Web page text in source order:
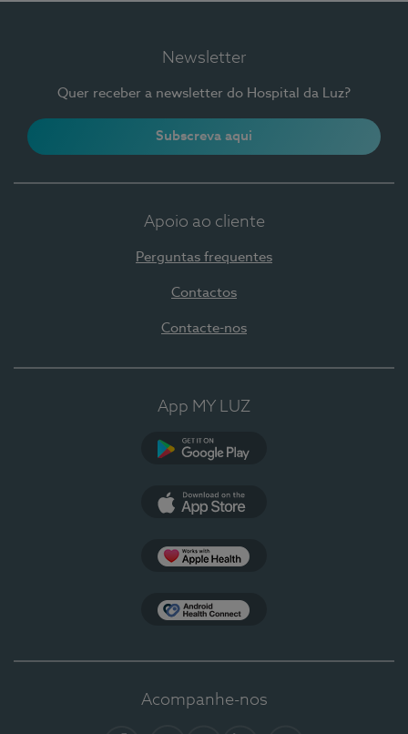
Newsletter
Quer receber a newsletter do Hospital da Luz?
Subscreva aqui
Apoio ao cliente
Perguntas frequentes
Contactos
Contacte-nos
App MY LUZ
Acompanhe-nos